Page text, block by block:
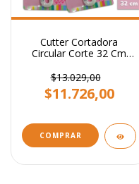
Cutter Cortadora
Circular Corte 32 Cm
$13.029,00
$11.726,00